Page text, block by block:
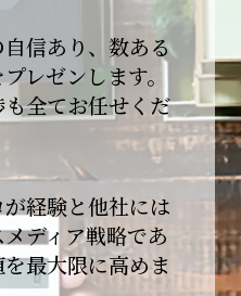
うございます】
をいただき、心より
仕事を積み重ねて
願いいたします。
信あり、数ある
レゼンします。
全てお任せくだ
経験と他社には
ディア戦略であ
最大限に高めま